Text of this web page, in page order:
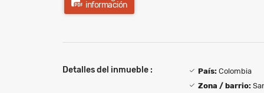
información
Detalles del inmueble : País: Colombia
Zona / barrio: